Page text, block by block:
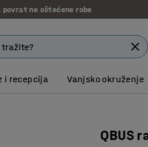
povrat ne oštećene robe
i recepcija Vanjsko okruženje
QBUS